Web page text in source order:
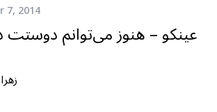
7, 2014
عینکو – هنوز می‌توانم دوستت